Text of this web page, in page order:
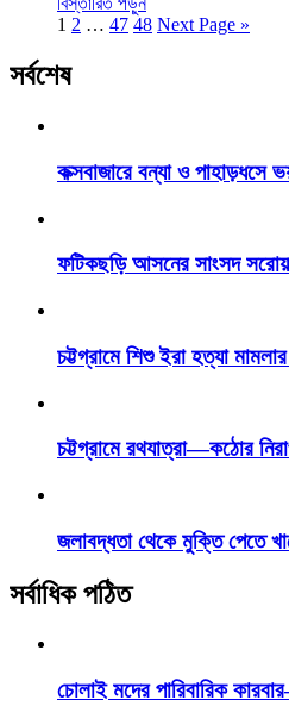
1 2 … 47 48 Next Page »
সর্বশেষ
কক্সবাজারে বন্যা ও পাহাড়ধসে
ফটিকছড়ি আসনের সাংসদ
চট্টগ্রামে শিশু ইরা হত্যা
চট্টগ্রামে রথযাত্রা—কঠোর
জলাবদ্ধতা থেকে মুক্তি পেতে
সর্বাধিক পঠিত
চোলাই মদের পারিবারিক